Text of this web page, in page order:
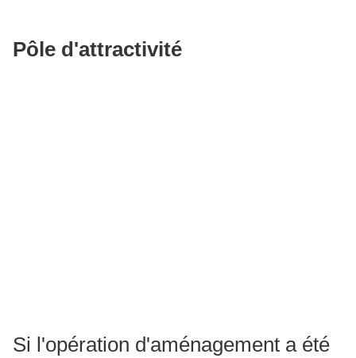
Pôle d'attractivité
Si l'opération d'aménagement a été